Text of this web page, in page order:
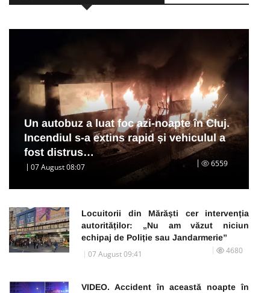
Un autobuz a luat foc azi-noapte în Cluj.
Incendiul s-a extins rapid și vehiculul a
fost distrus…
07 August 08:07 6559
Locuitorii din Mărăști cer intervenția
autorităților: „Nu am văzut niciun
echipaj de Poliție sau Jandarmerie”
07 August 09:41 4680
VIDEO. Accident în această noapte în